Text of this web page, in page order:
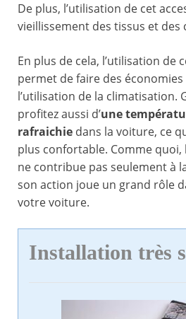
De plus, l’utilisation de cet
vieillissement des tissus et des
En plus de cela, l’utilisation de
permet de faire des
l’utilisation de la climatisation.
profitez aussi d’une
rafraichie dans la voiture, ce
plus confortable. Comme quoi,
ne contribue pas seulement à
son action joue un grand rôle
votre voiture.
Installation très